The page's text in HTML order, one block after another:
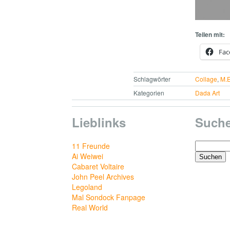
Teilen mit:
Schlagwörter Collage,
Kategorien
Dada Art
Lieblinks
11 Freunde
Ai Weiwei
Cabaret Voltaire
John Peel Archives
Legoland
Mal Sondock Fanpage
Real World
Suchen
nach: